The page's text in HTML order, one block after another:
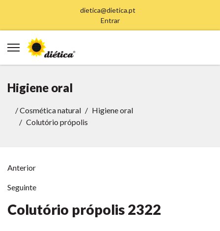
dietica@dietica.pt
Entrar
Higiene oral
/Cosmética natural
Higiene oral
Colutório própolis
Anterior
Seguinte
Colutório própolis 2322